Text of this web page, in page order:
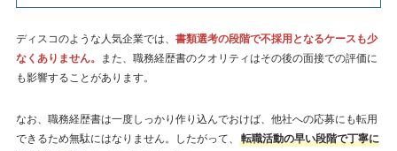
ディスコのような人気企業では、 書類選考の段階で不採用となるケースも少
なくありません。
また、職務経歴書のクオリティはその後の面接での評価に
も影響することがあります。
なお、職務経歴書は一度しっかり作り込んでおけば、他社への応募にも転用
できるため無駄にはなりません。したがって、
転職活動の早い段階で丁寧に